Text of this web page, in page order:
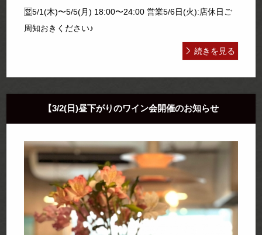
🈺5/1(木)〜5/5(月) 18:00〜24:00 営業5/6日(火):店休日ご
周知おきください♪
続きを見る
【3/2(日)昼下がりのワイン会開催のお知らせ